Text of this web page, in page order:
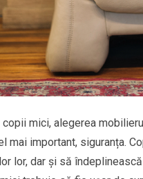
copii mici, alegerea
mai important, siguranța.
lor, dar și să